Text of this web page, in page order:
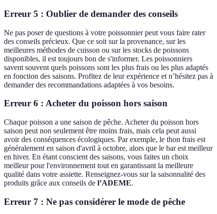
Erreur 5 : Oublier de demander des conseils
Ne pas poser de questions à votre poissonnier peut vous faire rater
des conseils précieux. Que ce soit sur la provenance, sur les
meilleures méthodes de cuisson ou sur les stocks de poissons
disponibles, il est toujours bon de s'informer. Les poissonniers
savent souvent quels poissons sont les plus frais ou les plus adaptés
en fonction des saisons. Profitez de leur expérience et n’hésitez pas à
demander des recommandations adaptées à vos besoins.
Erreur 6 : Acheter du poisson hors saison
Chaque poisson a une saison de pêche. Acheter du poisson hors
saison peut non seulement être moins frais, mais cela peut aussi
avoir des conséquences écologiques. Par exemple, le thon frais est
généralement en saison d'avril à octobre, alors que le bar est meilleur
en hiver. En étant conscient des saisons, vous faites un choix
meilleur pour l'environnement tout en garantissant la meilleure
qualité dans votre assiette. Renseignez-vous sur la saisonnalité des
produits grâce aux conseils de l’ADEME.
Erreur 7 : Ne pas considérer le mode de pêche